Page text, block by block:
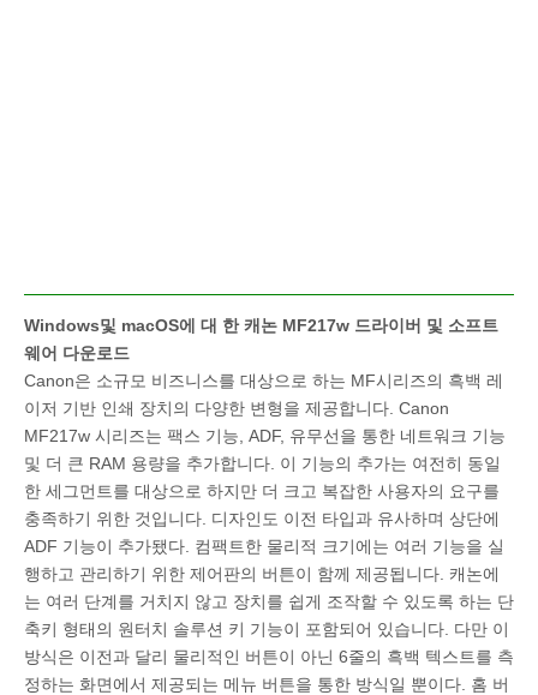
Windows및 macOS에 대 한 캐논 MF217w 드라이버 및 소프트
웨어 다운로드
Canon은 소규모 비즈니스를 대상으로 하는 MF시리즈의 흑백 레
이저 기반 인쇄 장치의 다양한 변형을 제공합니다. Canon
MF217w 시리즈는 팩스 기능, ADF, 유무선을 통한 네트워크 기능
및 더 큰 RAM 용량을 추가합니다. 이 기능의 추가는 여전히 동일
한 세그먼트를 대상으로 하지만 더 크고 복잡한 사용자의 요구를
충족하기 위한 것입니다. 디자인도 이전 타입과 유사하며 상단에
ADF 기능이 추가됐다. 컴팩트한 물리적 크기에는 여러 기능을 실
행하고 관리하기 위한 제어판의 버튼이 함께 제공됩니다. 캐논에
는 여러 단계를 거치지 않고 장치를 쉽게 조작할 수 있도록 하는 단
축키 형태의 원터치 솔루션 키 기능이 포함되어 있습니다. 다만 이
방식은 이전과 달리 물리적인 버튼이 아닌 6줄의 흑백 텍스트를 측
정하는 화면에서 제공되는 메뉴 버튼을 통한 방식일 뿐이다. 홈 버